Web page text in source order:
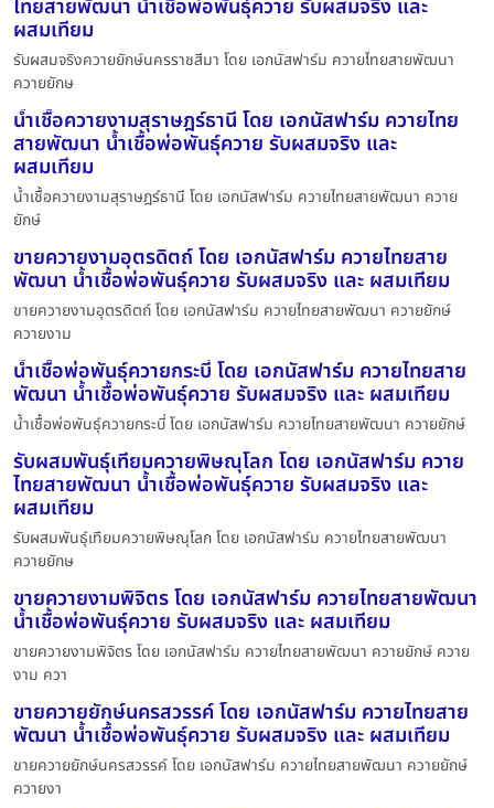
ไทยสายพัฒนา น้ำเชื้อพ่อพันธุ์ควาย รับผสมจริง และ
ผสมเทียม
รับผสมจริงควายยักษ์นครราชสีมา โดย เอกนัสฟาร์ม ควายไทยสายพัฒนา
ควายยักษ
น้ำเชื้อควายงามสุราษฎร์ธานี โดย เอกนัสฟาร์ม ควายไทย
สายพัฒนา น้ำเชื้อพ่อพันธุ์ควาย รับผสมจริง และ
ผสมเทียม
น้ำเชื้อควายงามสุราษฎร์ธานี โดย เอกนัสฟาร์ม ควายไทยสายพัฒนา ควาย
ยักษ์
ขายควายงามอุตรดิตถ์ โดย เอกนัสฟาร์ม ควายไทยสาย
พัฒนา น้ำเชื้อพ่อพันธุ์ควาย รับผสมจริง และ ผสมเทียม
ขายควายงามอุตรดิตถ์ โดย เอกนัสฟาร์ม ควายไทยสายพัฒนา ควายยักษ์
ควายงาม
น้ำเชื้อพ่อพันธุ์ควายกระบี่ โดย เอกนัสฟาร์ม ควายไทยสาย
พัฒนา น้ำเชื้อพ่อพันธุ์ควาย รับผสมจริง และ ผสมเทียม
น้ำเชื้อพ่อพันธุ์ควายกระบี่ โดย เอกนัสฟาร์ม ควายไทยสายพัฒนา ควายยักษ์
รับผสมพันธุ์เทียมควายพิษณุโลก โดย เอกนัสฟาร์ม ควาย
ไทยสายพัฒนา น้ำเชื้อพ่อพันธุ์ควาย รับผสมจริง และ
ผสมเทียม
รับผสมพันธุ์เทียมควายพิษณุโลก โดย เอกนัสฟาร์ม ควายไทยสายพัฒนา
ควายยักษ
ขายควายงามพิจิตร โดย เอกนัสฟาร์ม ควายไทยสายพัฒนา
น้ำเชื้อพ่อพันธุ์ควาย รับผสมจริง และ ผสมเทียม
ขายควายงามพิจิตร โดย เอกนัสฟาร์ม ควายไทยสายพัฒนา ควายยักษ์ ควาย
งาม ควา
ขายควายยักษ์นครสวรรค์ โดย เอกนัสฟาร์ม ควายไทยสาย
พัฒนา น้ำเชื้อพ่อพันธุ์ควาย รับผสมจริง และ ผสมเทียม
ขายควายยักษ์นครสวรรค์ โดย เอกนัสฟาร์ม ควายไทยสายพัฒนา ควายยักษ์
ควายงา